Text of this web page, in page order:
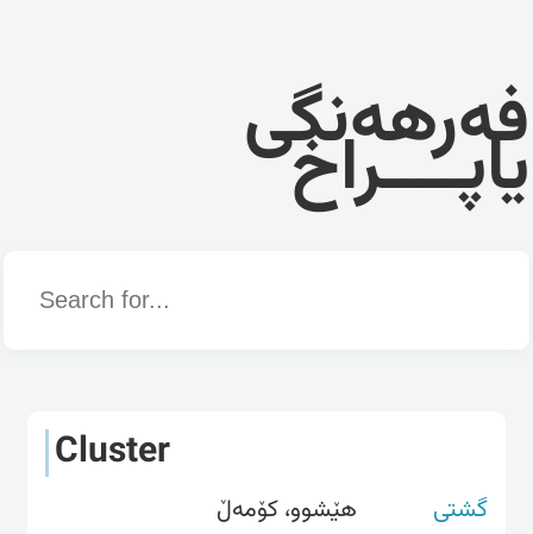
فەرهەنگی
یاپــــراخ
Word
Cluster
گشتی
هێشوو، کۆمەڵ